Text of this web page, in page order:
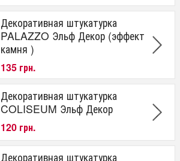
Декоративная штукатурка
PALAZZO Эльф Декор (эффект
камня )
135 грн.
Декоративная штукатурка
COLISEUM Эльф Декор
120 грн.
Декоративная штукатурка